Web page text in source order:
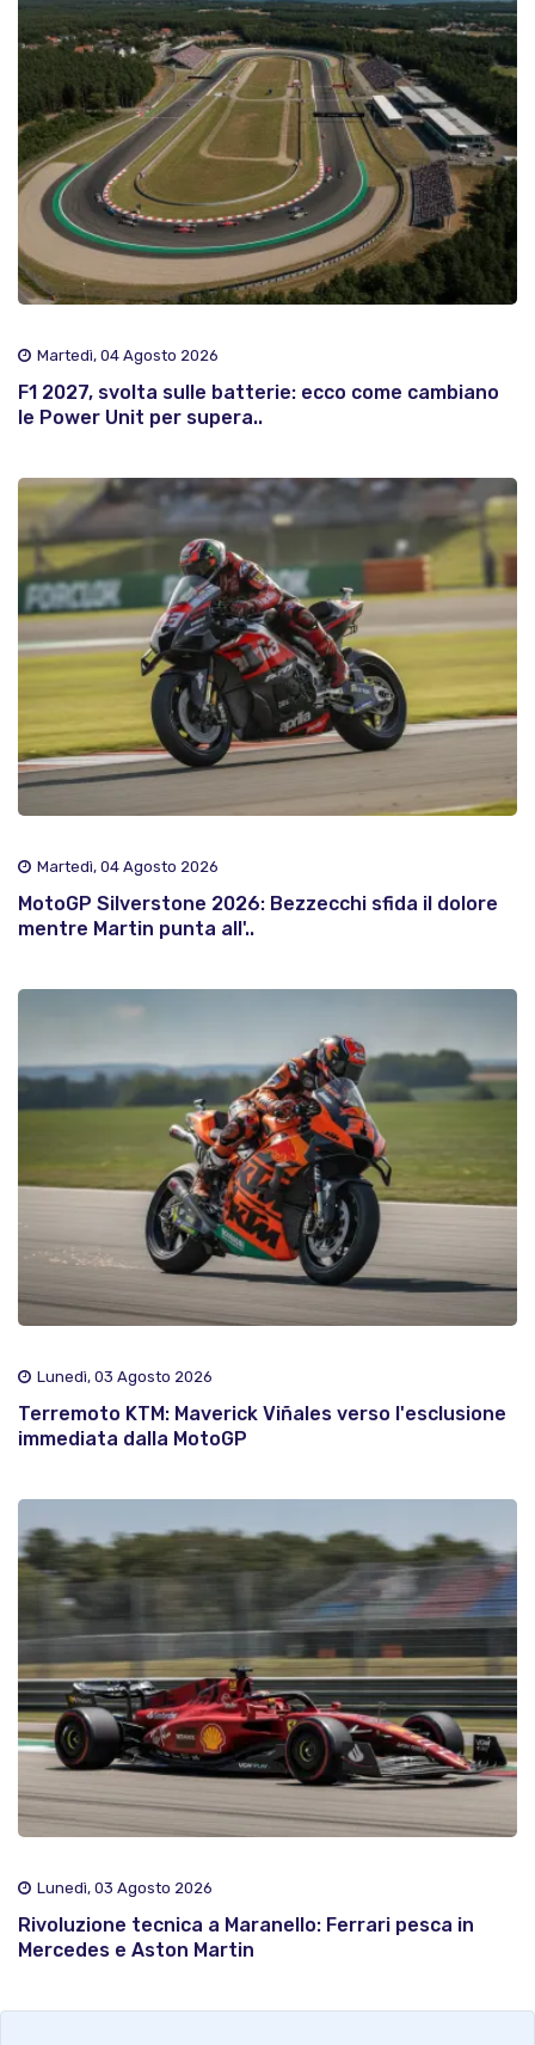
Martedì, 04 Agosto 2026
F1 2027, svolta sulle batterie: ecco come cambiano
le Power Unit per supera..
Martedì, 04 Agosto 2026
MotoGP Silverstone 2026: Bezzecchi sfida il dolore
mentre Martin punta all'..
Lunedì, 03 Agosto 2026
Terremoto KTM: Maverick Viñales verso l'esclusione
immediata dalla MotoGP
Lunedì, 03 Agosto 2026
Rivoluzione tecnica a Maranello: Ferrari pesca in
Mercedes e Aston Martin